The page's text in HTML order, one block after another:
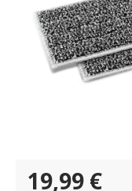
19,99 €